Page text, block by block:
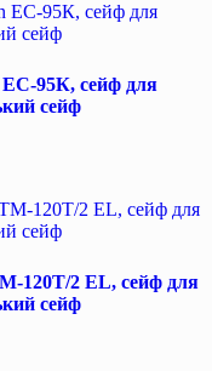
95К, сейф для
сейф
120T/2 EL, сейф для
сейф